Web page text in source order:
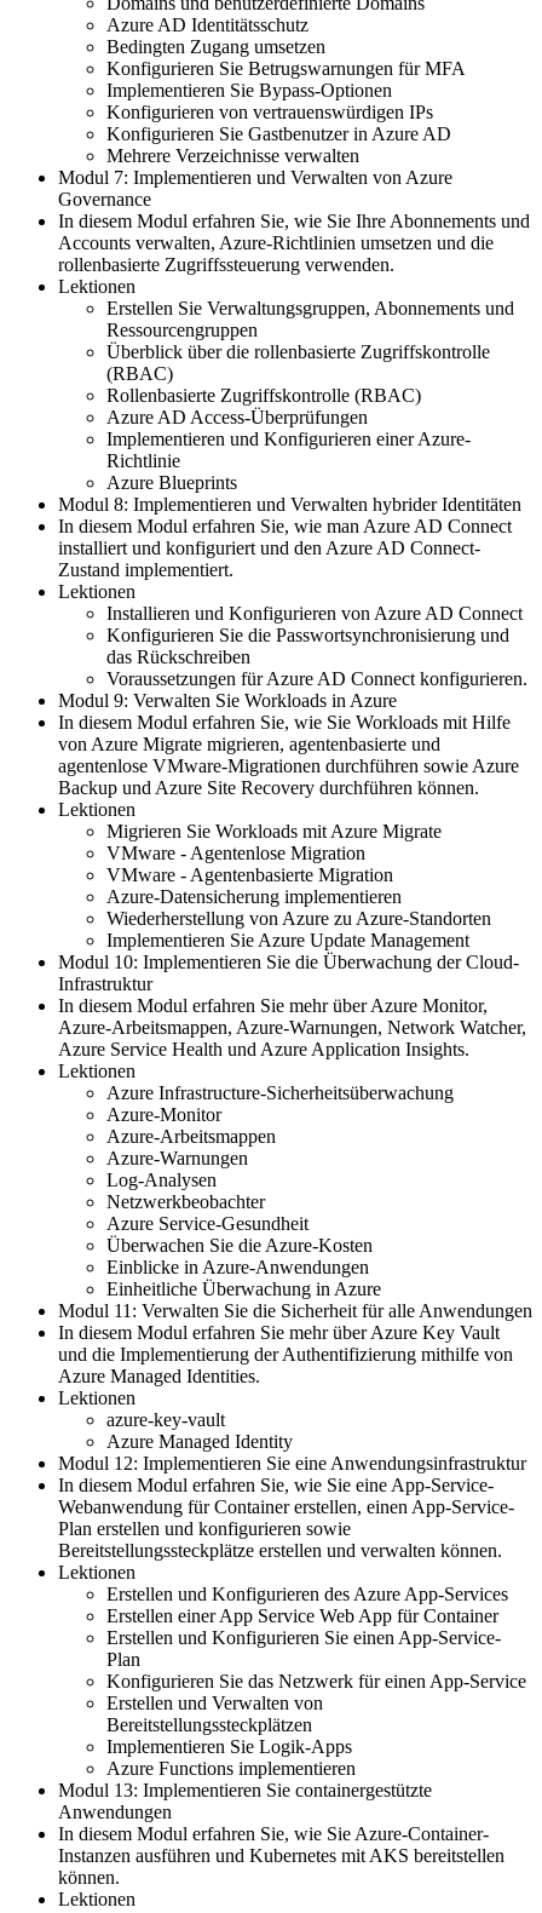
Azure AD Identitätsschutz
Bedingten Zugang umsetzen
Konfigurieren Sie Betrugswarnungen für MFA
Implementieren Sie Bypass-Optionen
Konfigurieren von vertrauenswürdigen IPs
Konfigurieren Sie Gastbenutzer in Azure AD
Mehrere Verzeichnisse verwalten
Modul 7: Implementieren und Verwalten von Azure
Governance
In diesem Modul erfahren Sie, wie Sie Ihre Abonnements und
Accounts verwalten, Azure-Richtlinien umsetzen und die
rollenbasierte Zugriffssteuerung verwenden.
Lektionen
Erstellen Sie Verwaltungsgruppen, Abonnements und
Ressourcengruppen
Überblick über die rollenbasierte Zugriffskontrolle
(RBAC)
Rollenbasierte Zugriffskontrolle (RBAC)
Azure AD Access-Überprüfungen
Implementieren und Konfigurieren einer Azure-
Richtlinie
Azure Blueprints
Modul 8: Implementieren und Verwalten hybrider Identitäten
In diesem Modul erfahren Sie, wie man Azure AD Connect
installiert und konfiguriert und den Azure AD Connect-
Zustand implementiert.
Lektionen
Installieren und Konfigurieren von Azure AD Connect
Konfigurieren Sie die Passwortsynchronisierung und
das Rückschreiben
Voraussetzungen für Azure AD Connect konfigurieren.
Modul 9: Verwalten Sie Workloads in Azure
In diesem Modul erfahren Sie, wie Sie Workloads mit Hilfe
von Azure Migrate migrieren, agentenbasierte und
agentenlose VMware-Migrationen durchführen sowie Azure
Backup und Azure Site Recovery durchführen können.
Lektionen
Migrieren Sie Workloads mit Azure Migrate
VMware - Agentenlose Migration
VMware - Agentenbasierte Migration
Azure-Datensicherung implementieren
Wiederherstellung von Azure zu Azure-Standorten
Implementieren Sie Azure Update Management
Modul 10: Implementieren Sie die Überwachung der Cloud-
Infrastruktur
In diesem Modul erfahren Sie mehr über Azure Monitor,
Azure-Arbeitsmappen, Azure-Warnungen, Network Watcher,
Azure Service Health und Azure Application Insights.
Lektionen
Azure Infrastructure-Sicherheitsüberwachung
Azure-Monitor
Azure-Arbeitsmappen
Azure-Warnungen
Log-Analysen
Netzwerkbeobachter
Azure Service-Gesundheit
Überwachen Sie die Azure-Kosten
Einblicke in Azure-Anwendungen
Einheitliche Überwachung in Azure
Modul 11: Verwalten Sie die Sicherheit für alle Anwendungen
In diesem Modul erfahren Sie mehr über Azure Key Vault
und die Implementierung der Authentifizierung mithilfe von
Azure Managed Identities.
Lektionen
azure-key-vault
Azure Managed Identity
Modul 12: Implementieren Sie eine Anwendungsinfrastruktur
In diesem Modul erfahren Sie, wie Sie eine App-Service-
Webanwendung für Container erstellen, einen App-Service-
Plan erstellen und konfigurieren sowie
Bereitstellungssteckplätze erstellen und verwalten können.
Lektionen
Erstellen und Konfigurieren des Azure App-Services
Erstellen einer App Service Web App für Container
Erstellen und Konfigurieren Sie einen App-Service-
Plan
Konfigurieren Sie das Netzwerk für einen App-Service
Erstellen und Verwalten von
Bereitstellungssteckplätzen
Implementieren Sie Logik-Apps
Azure Functions implementieren
Modul 13: Implementieren Sie containergestützte
Anwendungen
In diesem Modul erfahren Sie, wie Sie Azure-Container-
Instanzen ausführen und Kubernetes mit AKS bereitstellen
können.
Lektionen